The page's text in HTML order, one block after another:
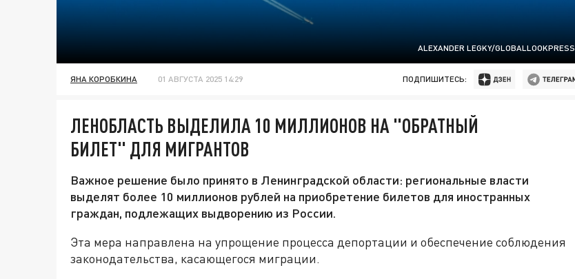
ALEXANDER LEGKY/GLOBALLOOKPRESS
ЯНА КОРОБКИНА 01 АВГУСТА 2025 14:29 ПОДПИШИТЕСЬ:
ЛЕНОБЛАСТЬ ВЫДЕЛИЛА 10 МИЛЛИОНОВ НА "ОБРАТНЫЙ
БИЛЕТ" ДЛЯ МИГРАНТОВ
Важное решение было принято в Ленинградской области: региональные власти
выделят более 10 миллионов рублей на приобретение билетов для иностранных
граждан, подлежащих выдворению из России.
Эта мера направлена на упрощение процесса депортации и обеспечение соблюдения
законодательства, касающегося миграции.